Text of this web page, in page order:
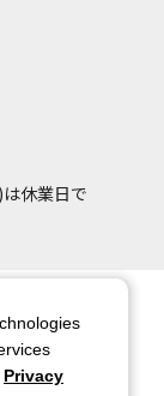
休業日で
方針
Privacy